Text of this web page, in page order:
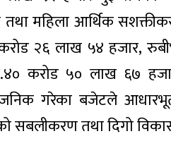
तथा महिला आर्थिक
२६ लाख ५४ हजार,
करोड ५० लाख ६७
गरेका बजेटले
सबलीकरण तथा दिगो